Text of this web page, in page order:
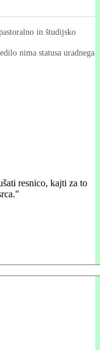
in študijsko
nima statusa uradnega
resnico, kajti za to